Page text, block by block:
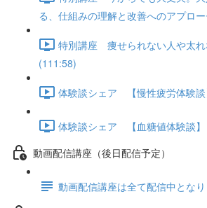
る、仕組みの理解と改善へのアプロ
特別講座 痩せられない人や太
(111:58)
体験談シェア 【慢性疲労体験
体験談シェア 【血糖値体験談
動画配信講座（後日配信予定）
動画配信講座は全て配信中とな